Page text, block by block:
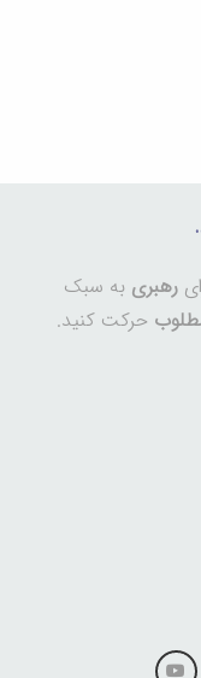
رهبری به سبک
حرکت کنید.